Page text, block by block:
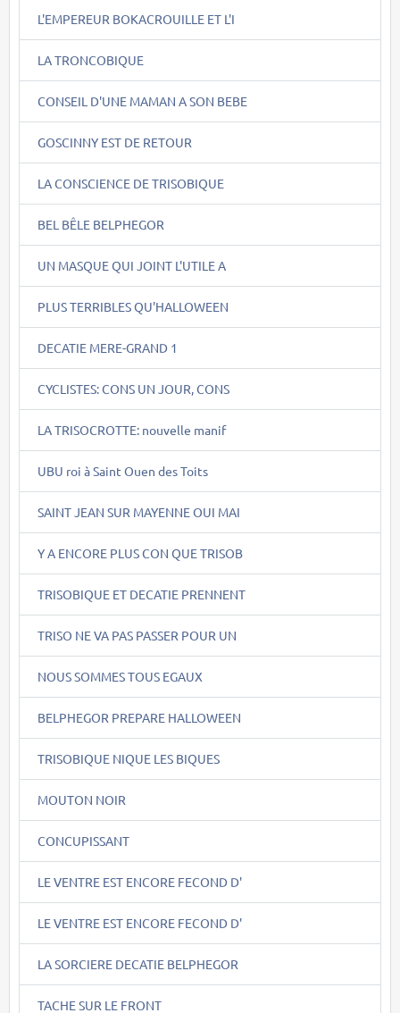
L'EMPEREUR BOKACROUILLE ET L'I
LA TRONCOBIQUE
CONSEIL D'UNE MAMAN A SON BEBE
GOSCINNY EST DE RETOUR
LA CONSCIENCE DE TRISOBIQUE
BEL BÊLE BELPHEGOR
UN MASQUE QUI JOINT L'UTILE A
PLUS TERRIBLES QU'HALLOWEEN
DECATIE MERE-GRAND 1
CYCLISTES: CONS UN JOUR, CONS
LA TRISOCROTTE: nouvelle manif
UBU roi à Saint Ouen des Toits
SAINT JEAN SUR MAYENNE OUI MAI
Y A ENCORE PLUS CON QUE TRISOB
TRISOBIQUE ET DECATIE PRENNENT
TRISO NE VA PAS PASSER POUR UN
NOUS SOMMES TOUS EGAUX
BELPHEGOR PREPARE HALLOWEEN
TRISOBIQUE NIQUE LES BIQUES
MOUTON NOIR
CONCUPISSANT
LE VENTRE EST ENCORE FECOND D'
LE VENTRE EST ENCORE FECOND D'
LA SORCIERE DECATIE BELPHEGOR
TACHE SUR LE FRONT